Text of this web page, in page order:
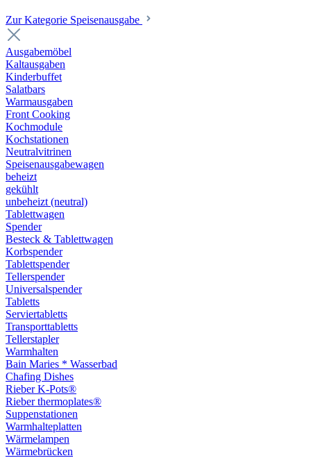
Zur Kategorie Speisenausgabe
Ausgabemöbel
Kaltausgaben
Kinderbuffet
Salatbars
Warmausgaben
Front Cooking
Kochmodule
Kochstationen
Neutralvitrinen
Speisenausgabewagen
beheizt
gekühlt
unbeheizt (neutral)
Tablettwagen
Spender
Besteck & Tablettwagen
Korbspender
Tablettspender
Tellerspender
Universalspender
Tabletts
Serviertabletts
Transporttabletts
Tellerstapler
Warmhalten
Bain Maries * Wasserbad
Chafing Dishes
Rieber K-Pots®
Rieber thermoplates®
Suppenstationen
Warmhalteplatten
Wärmelampen
Wärmebrücken